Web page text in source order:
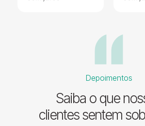
Depoimentos
Saiba o que
clientes sentem